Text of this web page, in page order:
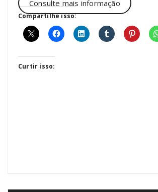
Consulte mais informação
Compartilhe isso:
Curtir isso: